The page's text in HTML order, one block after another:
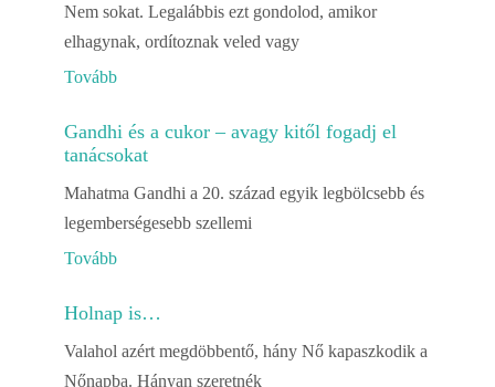
Nem sokat. Legalábbis ezt gondolod, amikor
elhagynak, ordítoznak veled vagy
Tovább
Gandhi és a cukor – avagy kitől fogadj el
tanácsokat
Mahatma Gandhi a 20. század egyik legbölcsebb és
legemberségesebb szellemi
Tovább
Holnap is…
Valahol azért megdöbbentő, hány Nő kapaszkodik a
Nőnapba. Hányan szeretnék